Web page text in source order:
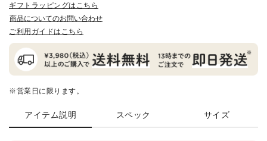
ギフトラッピングはこちら
商品についてのお問い合わせ
ご利用ガイドはこちら
※営業日に限ります。
アイテム説明 スペック サイズ